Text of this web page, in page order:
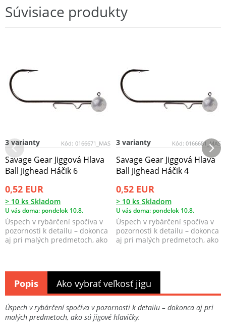
Súvisiace produkty
Kód: 0166671_MAS
3 varianty
Savage Gear Jiggová Hlava
Ball Jighead Háčik 6
0,52 EUR
> 10 ks Skladom
U vás doma: pondelok 10.8.
Úspech v rybárčení spočíva v
pozornosti k detailu – dokonca
aj pri malých predmetoch, ako
Kód: 0166681_MAS
3 varianty
Savage Gear Jiggová Hlava
Ball Jighead Háčik 4
0,52 EUR
> 10 ks Skladom
U vás doma: pondelok 10.8.
Úspech v rybárčení spočíva v
pozornosti k detailu – dokonca
aj pri malých predmetoch, ako
Úspech v rybárčení spočíva v pozornosti k detailu – dokonca aj pri
malých predmetoch, ako sú jigové hlavičky.
Popis Ako vybrať veľkosť jigu